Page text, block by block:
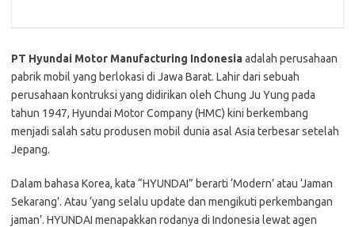
PT Hyundai Motor Manufacturing Indonesiaadalah perusahaan
pabrik mobil yang berlokasi di Jawa Barat. Lahir dari sebuah
perusahaan kontruksi yang didirikan oleh Chung Ju Yung pada
tahun 1947, Hyundai Motor Company (HMC) kini berkembang
menjadi salah satu produsen mobil dunia asal Asia terbesar setelah
Jepang.
Dalam bahasa Korea, kata “HYUNDAI” berarti ‘Modern’ atau ‘Jaman
Sekarang’. Atau ‘yang selalu update dan mengikuti perkembangan
jaman’. HYUNDAI menapakkan rodanya di Indonesia lewat agen